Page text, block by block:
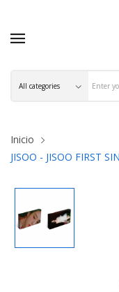
Inicio
JISOO - JISOO FIRST